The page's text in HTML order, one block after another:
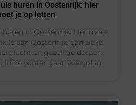
huren in Oostenrijk: hier
je op letten
huren in Oostenrijk: hier moet
je aan Oostenrijk, dan zie je
en gezellige dorpen
in de winter gaat skiën of in